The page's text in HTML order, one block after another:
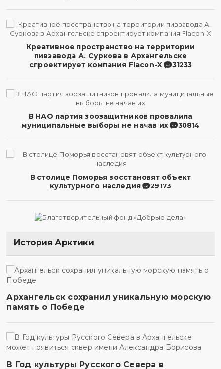
Креативное пространство на территории
пивзавода А. Суркова в Архангельске
спроектирует компания Flacon-X
31233
В НАО партия зоозащитников провалила
муниципальные выборы не начав их
30814
В столице Поморья восстановят объект
культурного наследия
29173
История Арктики
Архангельск сохранил уникальную морскую
память о Победе
В Год культуры Русского Севера в